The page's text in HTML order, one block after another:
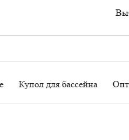
Купол для бассейна